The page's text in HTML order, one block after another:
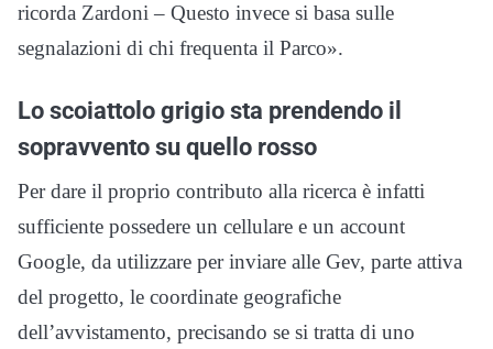
ricorda Zardoni – Questo invece si basa sulle
segnalazioni di chi frequenta il Parco».
Lo scoiattolo grigio sta prendendo il
sopravvento su quello rosso
Per dare il proprio contributo alla ricerca è infatti
sufficiente possedere un cellulare e un account
Google, da utilizzare per inviare alle Gev, parte attiva
del progetto, le coordinate geografiche
dell’avvistamento, precisando se si tratta di uno